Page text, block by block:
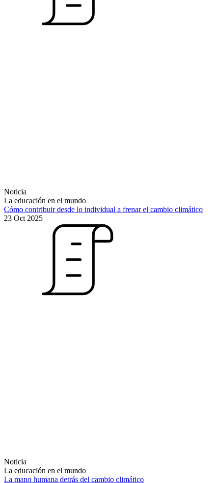
Noticia
La educación en el mundo
Cómo contribuir desde lo individual a frenar el cambio climático
23 Oct 2025
Noticia
La educación en el mundo
La mano humana detrás del cambio climático